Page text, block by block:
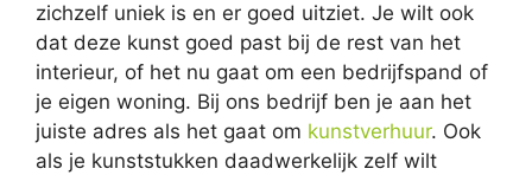
zichzelf uniek is en er goed uitziet. Je wilt ook
dat deze kunst goed past bij de rest van het
interieur, of het nu gaat om een bedrijfspand of
je eigen woning. Bij ons bedrijf ben je aan het
juiste adres als het gaat om kunstverhuur. Ook
als je kunststukken daadwerkelijk zelf wilt